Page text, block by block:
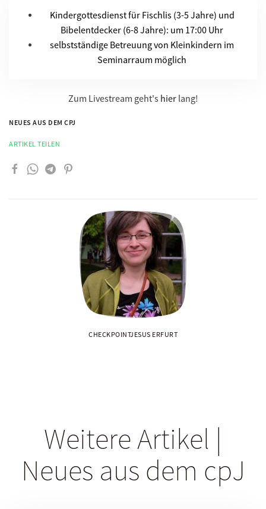
Kindergottesdienstfür Fischlis (3-5 Jahre) und
Bibelentdecker (6-8 Jahre): um 17:00 Uhr
selbstständige Betreuung von Kleinkindern im
Seminarraum möglich
Zum Livestream geht's hier lang!
NEUES AUS DEM CPJ
ARTIKEL TEILEN
CHECKPOINTJESUS ERFURT
Weitere Artikel |
Neues aus dem cpJ